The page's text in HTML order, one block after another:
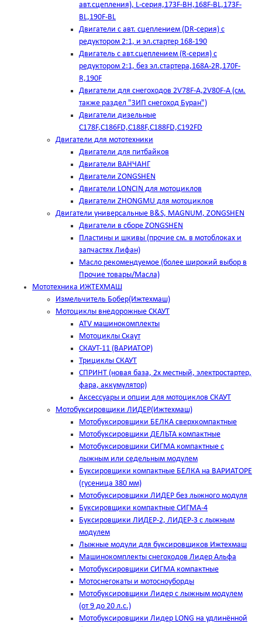
авт.сцепления), L-серия,173F-BH,168F-BL,173F-
BL,190F-BL
Двигатели с авт. сцеплением (DR-серия) с
редуктором 2:1, и эл.стартер 168-190
Двигатель с авт.сцеплением (R-серия) с
редуктором 2:1, без эл.стартера,168А-2R,170F-
R,190F
Двигатели для снегоходов 2V78F-A,2V80F-A (см.
также раздел "ЗИП снегоход Буран")
Двигатели дизельные
C178F,С186FD,C188F,C188FD,C192FD
Двигатели для мототехники
Двигатели для питбайков
Двигатели ВАНЧАНГ
Двигатели ZONGSHEN
Двигатели LONCIN для мотоциклов
Двигатели ZHONGMU для мотоциклов
Двигатели универсальные B&S, MAGNUM, ZONGSHEN
Двигатели в сборе ZONGSHEN
Пластины и шкивы (прочие см. в мотоблоках и
запчастях Лифан)
Масло рекомендуемое (более широкий выбор в
Прочие товары/Масла)
Мототехника ИЖТЕХМАШ
Измельчитель Бобер(Ижтехмаш)
Мотоциклы внедорожные СКАУТ
ATV машинокомплекты
Мотоциклы Скаут
СКАУТ-11 (ВАРИАТОР)
Трициклы СКАУТ
СПРИНТ (новая база, 2х местный, электростартер,
фара, аккумулятор)
Аксессуары и опции для мотоциклов СКАУТ
Мотобуксировщики ЛИДЕР(Ижтехмаш)
Мотобуксировщики БЕЛКА сверхкомпактные
Мотобуксировщики ДЕЛЬТА компактные
Мотобуксировщики СИГМА компактные с
лыжным или седельным модулем
Буксировщики компактные БЕЛКА на ВАРИАТОРЕ
(гусеница 380 мм)
Мотобуксировщики ЛИДЕР без лыжного модуля
Буксировщики компактные СИГМА-4
Буксировщики ЛИДЕР-2, ЛИДЕР-3 c лыжным
модулем
Лыжные модули для буксировщиков Ижтехмаш
Машинокомплекты снегоходов Лидер Альфа
Мотобуксировщики СИГМА компактные
Мотоснегокаты и мотосноуборды
Мотобуксировщики Лидер с лыжным модулем
(от 9 до 20 л.с.)
Мотобуксировщики Лидер LONG на удлинённой